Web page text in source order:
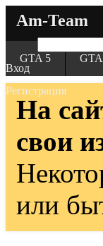
Am-Team
Вход
Регистрация
GTA 5
На
свои
или